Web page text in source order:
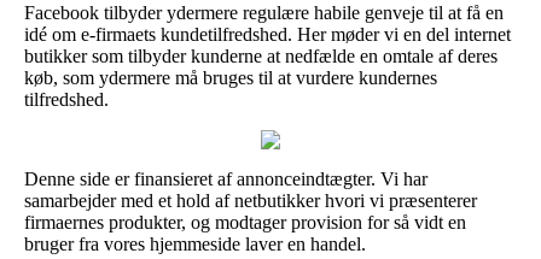
Facebook tilbyder ydermere regulære habile genveje til at få en
idé om e-firmaets kundetilfredshed. Her møder vi en del internet
butikker som tilbyder kunderne at nedfælde en omtale af deres
køb, som ydermere må bruges til at vurdere kundernes
tilfredshed.
Denne side er finansieret af annonceindtægter. Vi har
samarbejder med et hold af netbutikker hvori vi præsenterer
firmaernes produkter, og modtager provision for så vidt en
bruger fra vores hjemmeside laver en handel.